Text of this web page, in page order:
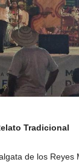
Tradicional
de los Reyes